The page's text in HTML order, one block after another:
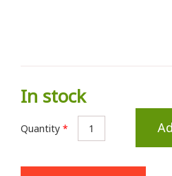
In stock
Quantity *